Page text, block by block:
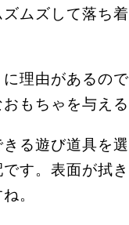
ムズして落ち
理由があるの
もちゃを与える
る遊び道具を
す。表面が拭
。